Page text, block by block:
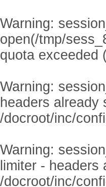
Warning:
open(/tmp/
quota exceeded
Warning:
headers
/docroot/inc/
Warning:
limiter -
/docroot/inc/